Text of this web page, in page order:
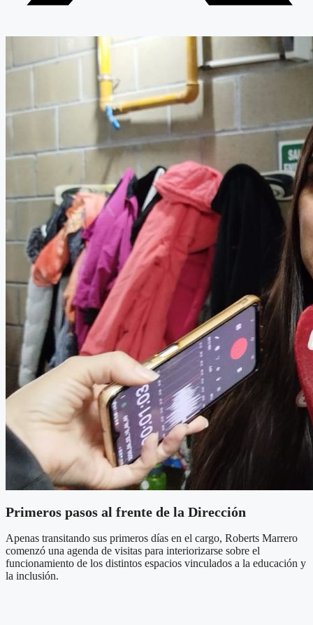
Primeros pasos al frente de la Dirección
Apenas transitando sus primeros días en el cargo, Roberts Marrero
comenzó una agenda de visitas para interiorizarse sobre el
funcionamiento de los distintos espacios vinculados a la educación y
la inclusión.